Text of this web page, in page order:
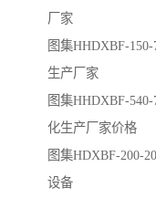
厂家
图集HHDXBF-
生产厂家
图集HHDXBF-
化生产厂家价格
图集HDXBF-200-
设备